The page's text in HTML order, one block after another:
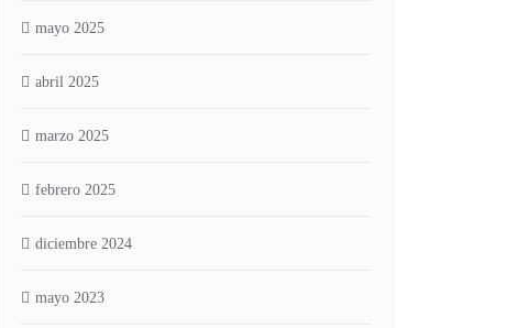
mayo 2025
abril 2025
marzo 2025
febrero 2025
diciembre 2024
mayo 2023